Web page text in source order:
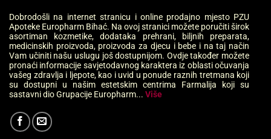
Dobrodošli na internet stranicu i online prodajno mjesto PZU
Apoteke Europharm Bihać. Na ovoj stranici možete poručiti širok
asortiman kozmetike, dodataka prehrani, biljnih preparata,
medicinskih proizvoda, proizvoda za djecu i bebe i na taj način
Vam učiniti našu uslugu još dostupnijom. Ovdje također možete
pronaći informacije savjetodavnog karaktera iz oblasti očuvanja
vašeg zdravlja i ljepote, kao i uvid u ponude raznih tretmana koji
su dostupni u našim estetskim centrima Farmalija koji su
sastavni dio Grupacije Europharm... Više